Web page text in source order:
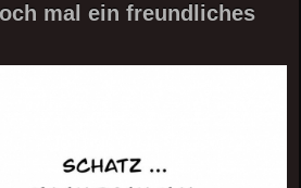
mal ein freundliches